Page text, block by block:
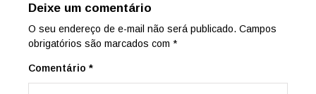
Deixe um comentário
O seu endereço de e-mail não será publicado. Campos
obrigatórios são marcados com *
Comentário *